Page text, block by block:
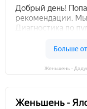
Женьшень -